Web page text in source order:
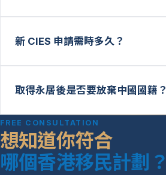
新 CIES 申請需時多久？
取得永居後是否要放棄中國國籍？
FREE CONSULTATION
想知道你符合
哪個香港移民計劃？